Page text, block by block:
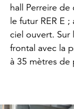
hall Perreire
le futur RER E
ciel ouvert. Sur
frontal avec la
à 35 mètres de